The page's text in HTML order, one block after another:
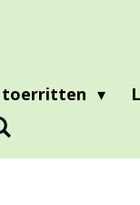
toerritten